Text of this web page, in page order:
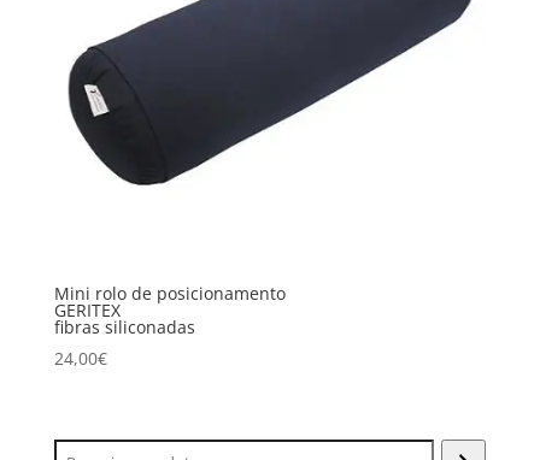
Mini rolo de posicionamento
GERITEX
fibras siliconadas
24,00€